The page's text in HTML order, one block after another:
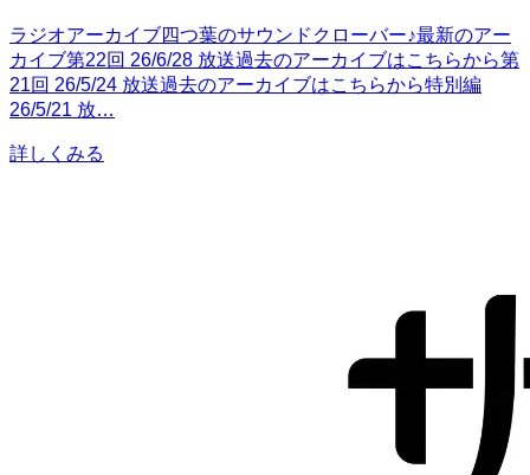
ラジオアーカイブ四つ葉のサウンドクローバー♪最新のアー
カイブ第22回 26/6/28 放送過去のアーカイブはこちらから第
21回 26/5/24 放送過去のアーカイブはこちらから特別編
26/5/21 放…
詳しくみる